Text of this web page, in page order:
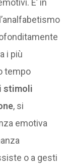
E’ in
i più
tempo
stimoli
, si
emotiva
o a gesti